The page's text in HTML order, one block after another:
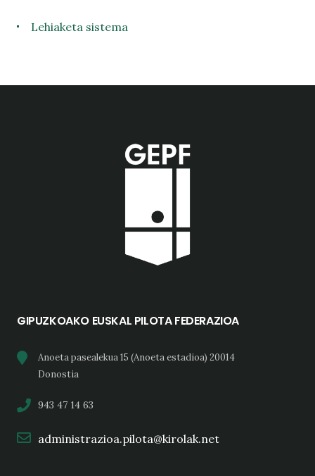
Lehiaketa sistema
GIPUZKOAKO EUSKAL PILOTA FEDERAZIOA
Anoeta pasealekua 15 (Anoeta estadioa) 20014
Donostia
943 47 14 63
administrazioa.pilota@kirolak.net